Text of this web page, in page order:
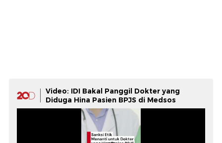
Video: IDI Bakal Panggil Dokter yang
Diduga Hina Pasien BPJS di Medsos